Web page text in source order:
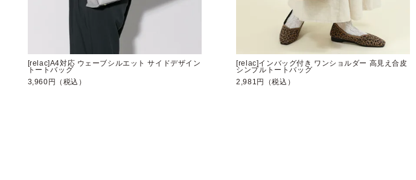
[relac]A4対応 ウェーブシルエット サイドデザイン
トートバッグ
3,960円（税込）
[relac]インバッグ付き ワンショルダー 高見え合皮
シンプルトートバッグ
2,981円（税込）